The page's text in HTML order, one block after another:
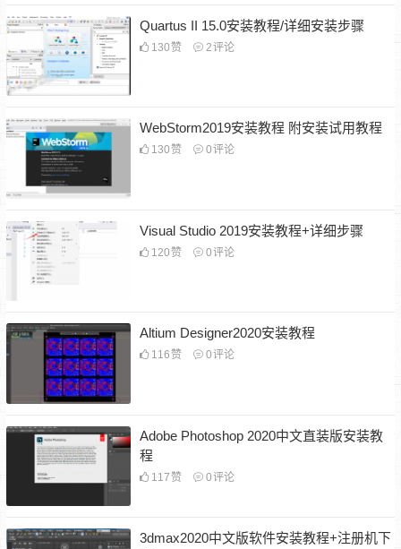
Quartus II 15.0安装教程/详细安装步骤
130 赞 2评论
WebStorm2019安装教程 附安装试用教程
130 赞 0评论
Visual Studio 2019安装教程+详细步骤
120 赞 0评论
Altium Designer2020安装教程
116 赞 0评论
Adobe Photoshop 2020中文直装版安装教
程
117 赞 0评论
3dmax2020中文版软件安装教程+注册机下